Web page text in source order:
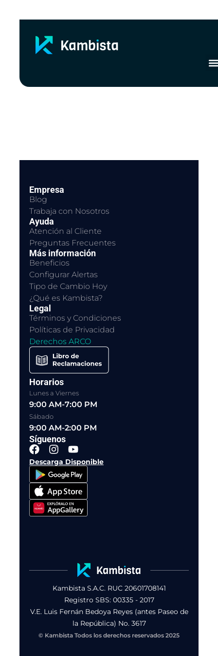
Empresa
Blog
Trabaja con Nosotros
Ayuda
Atención al Cliente
Preguntas Frecuentes
Más información
Beneficios
Configurar Alertas
Tipo de Cambio Hoy
¿Qué es Kambista?
Legal
Términos y Condiciones
Políticas de Privacidad
Derechos ARCO
Horarios
Lunes a Viernes
9:00 AM-7:00 PM
Sábado
9:00 AM-2:00 PM
Síguenos
F
a
c
e
b
o
o
k
I
n
s
t
a
g
r
a
Y
o
u
t
u
b
e
Descarga Disponible
Kambista S.A.C. RUC 20601708141
Registro SBS: 00335 - 2017
V.E. Luis Fernán Bedoya Reyes (antes Paseo de
la República) No. 3617
© Kambista Todos los derechos reservados 2025